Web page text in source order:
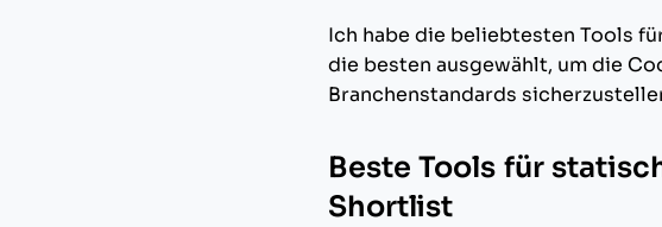
Ich habe die beliebtesten Tools
die besten ausgewählt, um die
Branchenstandards
Beste Tools für
Shortlist